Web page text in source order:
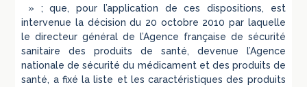
» ; que, pour l’application de ces dispositions, est
intervenue la décision du 20 octobre 2010 par laquelle
le directeur général de l’Agence française de sécurité
sanitaire des produits de santé, devenue l’Agence
nationale de sécurité du médicament et des produits de
santé, a fixé la liste et les caractéristiques des produits